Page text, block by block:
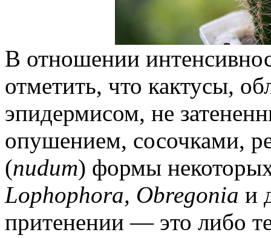
В отношении
отметить, что кактусы,
эпидермисом, не
опушением, сосочками,
(nudum) формы
Lophophora, Оbregonia и
притенении — это либо